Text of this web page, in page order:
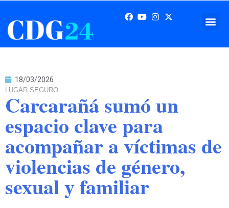
18/03/2026
LUGAR SEGURO
Carcarañá sumó un
espacio clave para
acompañar a víctimas de
violencias de género,
sexual y familiar